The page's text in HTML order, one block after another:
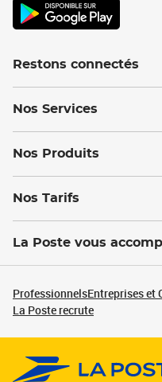
Restons connectés
Nos Services
Nos Produits
Nos Tarifs
La Poste vous
ProfessionnelsEntreprises et
La Poste recrute